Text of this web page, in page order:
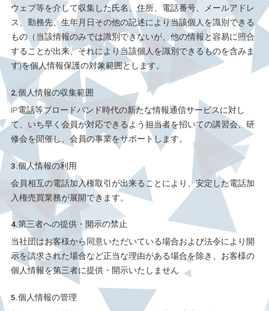
ウェブ等を介して収集した氏名、住所、電話番号、メールアドレ
ス、勤務先、生年月日その他の記述により当該個人を識別できる
もの（当該情報のみでは識別できないが、他の情報と容易に照合
することが出来、それにより当該個人を識別できるものを含みま
す)を個人情報保護の対象範囲とします。
2.個人情報の収集範囲
IP電話等ブロードバンド時代の新たな情報通信サービスに対し
て、いち早く会員が対応できるよう担当者を招いての講習会、研
修会を開催し、会員の事業をサポートします。
3.個人情報の利用
会員相互の電話加入権取引が出来ることにより、安定した電話加
入権売買業務が展開できます。
4.第三者への提供・開示の禁止
当社団はお客様から同意いただいている場合および法令により開
示を請求された場合など正当な理由がある場合を除き、お客様の
個人情報を第三者に提供・開示いたしません
5.個人情報の管理